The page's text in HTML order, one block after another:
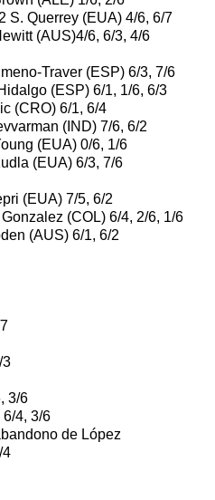
S. Querrey (EUA) 4/6, 6/7
(AUS)4/6, 6/3, 4/6
Traver (ESP) 6/3, 7/6
(ESP) 6/1, 1/6, 6/3
(CRO) 6/1, 6/4
(IND) 7/6, 6/2
(EUA) 0/6, 1/6
(EUA) 6/3, 7/6
(EUA) 7/5, 6/2
(COL) 6/4, 2/6, 1/6
(AUS) 6/1, 6/2
3
3/6
4, 3/6
de López
4